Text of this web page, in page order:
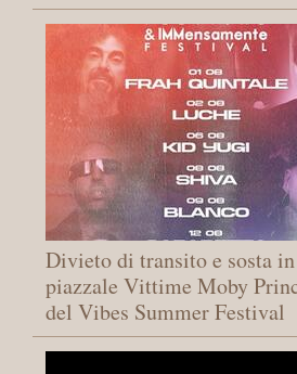
Divieto di transito e sosta
piazzale Vittime Moby
del Vibes Summer Festival